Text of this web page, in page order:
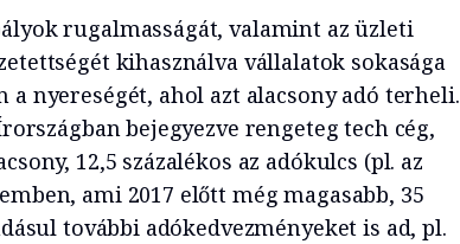
rugalmasságát, valamint az üzleti
kihasználva vállalatok sokasága
nyereségét, ahol azt alacsony adó terheli.
bejegyezve rengeteg tech cég,
12,5 százalékos az adókulcs (pl. az
ami 2017 előtt még magasabb, 35
további adókedvezményeket is ad, pl.